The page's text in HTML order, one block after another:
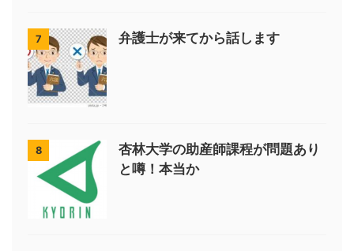
7 弁護士が来てから話します
8
杏林大学の助産師課程が問題あり
と噂！本当か